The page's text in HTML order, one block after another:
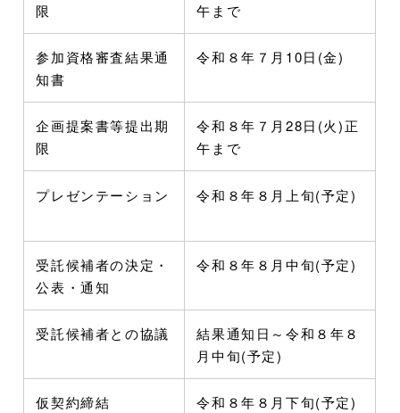
限
午まで
参加資格審査結果通
知書
令和８年７月10日(金)
企画提案書等提出期
限
令和８年７月28日(火)正
午まで
プレゼンテーション 令和８年８月上旬(予定)
受託候補者の決定・
公表・通知
令和８年８月中旬(予定)
受託候補者との協議
結果通知日～令和８年８
月中旬(予定)
仮契約締結 令和８年８月下旬(予定)